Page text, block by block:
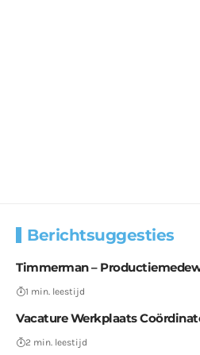
Berichtsuggesties
Timmerman –
1 min. leestijd
Vacature Werkplaats
2 min. leestijd